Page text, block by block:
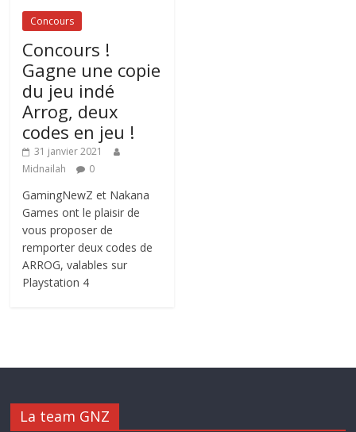
Concours
Concours !
Gagne une copie
du jeu indé
Arrog, deux
codes en jeu !
31 janvier 2021
Midnailah
0
GamingNewZ et Nakana
Games ont le plaisir de
vous proposer de
remporter deux codes de
ARROG, valables sur
Playstation 4
La team GNZ